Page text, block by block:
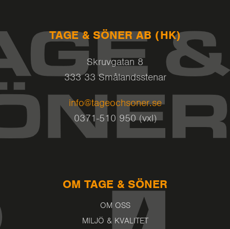
TAGE & SÖNER AB (HK)
Skruvgatan 8
333 33 Smålandsstenar
info@tageochsoner.se
0371-510 950 (vxl)
OM TAGE & SÖNER
OM OSS
MILJÖ & KVALITET